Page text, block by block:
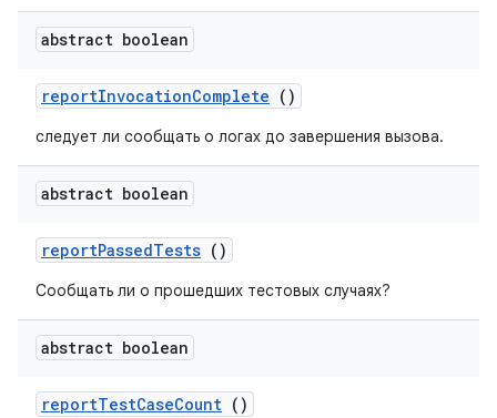
abstract boolean
reportInvocationComplete ()
следует ли сообщать о логах до завершения вызова.
abstract boolean
reportPassedTests ()
Сообщать ли о прошедших тестовых случаях?
abstract boolean
reportTestCaseCount ()